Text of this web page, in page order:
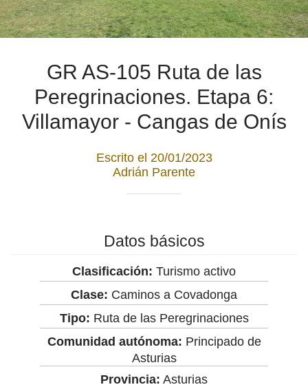
GR AS-105 Ruta de las
Peregrinaciones. Etapa 6:
Villamayor - Cangas de Onís
Escrito el 20/01/2023
Adrián Parente
Datos básicos
Clasificación: Turismo activo
Clase: Caminos a Covadonga
Tipo: Ruta de las Peregrinaciones
Comunidad autónoma: Principado de
Asturias
Provincia: Asturias